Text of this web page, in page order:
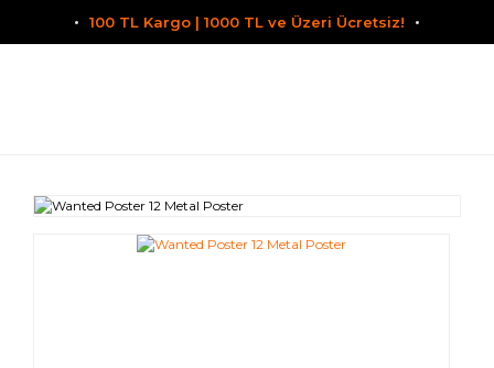
100 TL Kargo | 1000 TL ve Üzeri Ücretsiz!